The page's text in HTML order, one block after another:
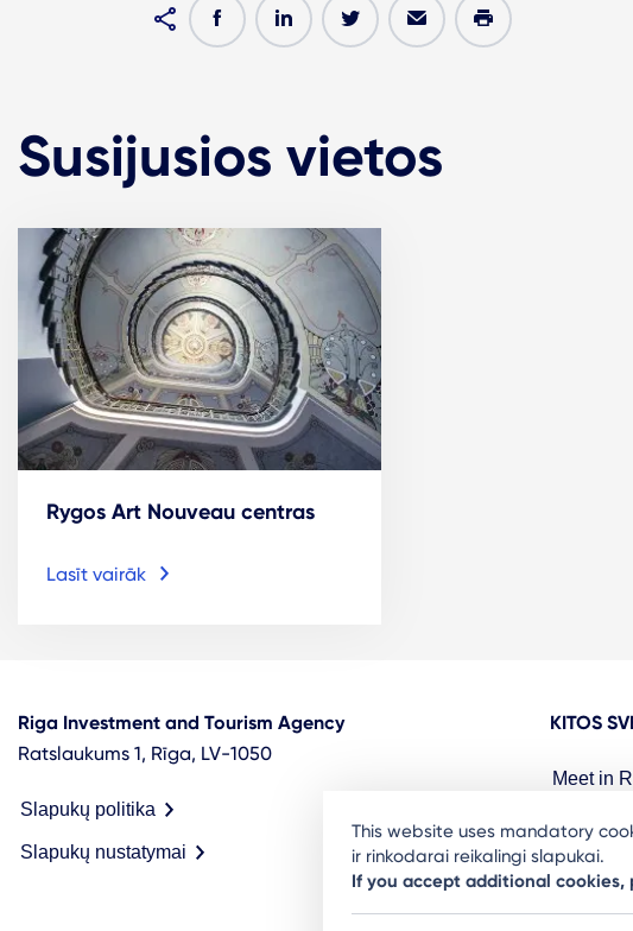
Susijusios vietos
Rygos Art Nouveau centras
Lasīt vairāk
Riga Investment and Tourism Agency
Ratslaukums 1, Rīga, LV-1050
Slapukų politika
Slapukų nustatymai
KITOS
Meet in
This website uses mandatory
ir rinkodarai reikalingi slapukai.
If you accept additional cookies,